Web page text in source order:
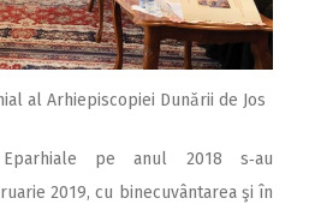
al Arhiepiscopiei Dunării de Jos
pe anul 2018 s‑au
2019, cu binecuvântarea şi în